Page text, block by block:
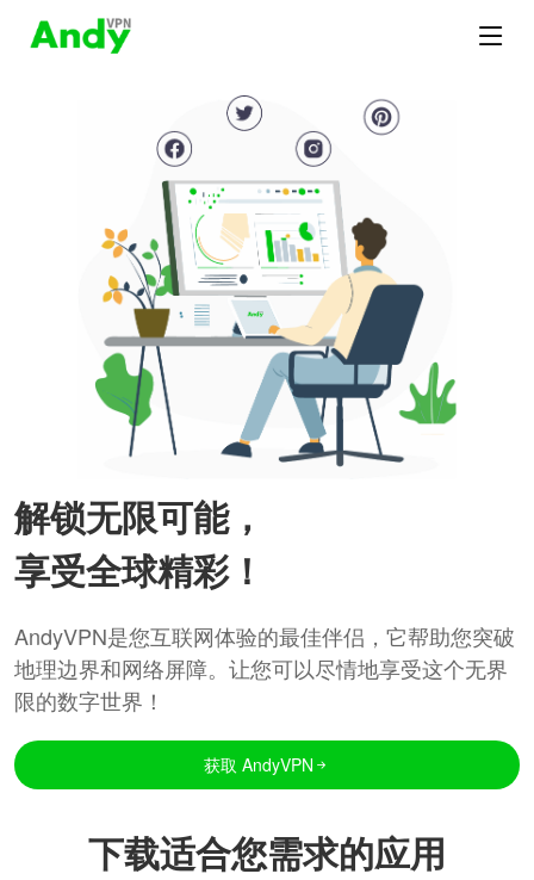
解锁无限可能，
享受全球精彩！
AndyVPN是您互联网体验的最佳伴侣，它帮助您突破
地理边界和网络屏障。让您可以尽情地享受这个无界
限的数字世界！
获取 AndyVPN
下载适合您需求的应用